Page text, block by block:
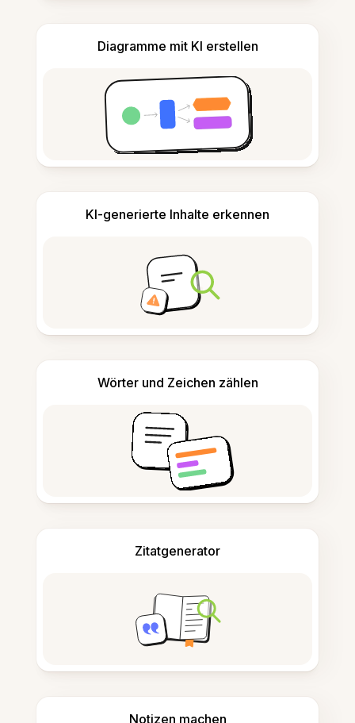
Diagramme mit KI erstellen
KI-generierte Inhalte erkennen
Wörter und Zeichen zählen
Zitatgenerator
Notizen machen